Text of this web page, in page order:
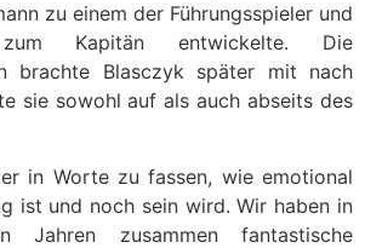
zu einem der Führungsspieler und
Kapitän entwickelte. Die
brachte Blasczyk später mit nach
sie sowohl auf als auch abseits des
in Worte zu fassen, wie emotional
ist und noch sein wird. Wir haben in
Jahren zusammen fantastische